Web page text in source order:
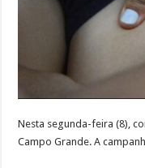
Nesta segunda-feira (8),
Campo Grande. A